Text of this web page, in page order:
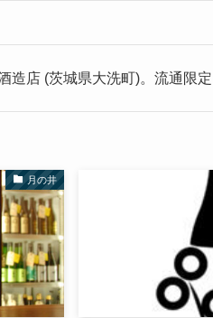
造店 (茨城県大洗町)。流通限
月の井